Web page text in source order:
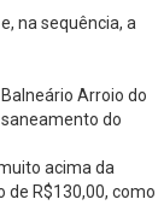
na sequência, a
Arroio do
do
acima da
de R$130,00, como